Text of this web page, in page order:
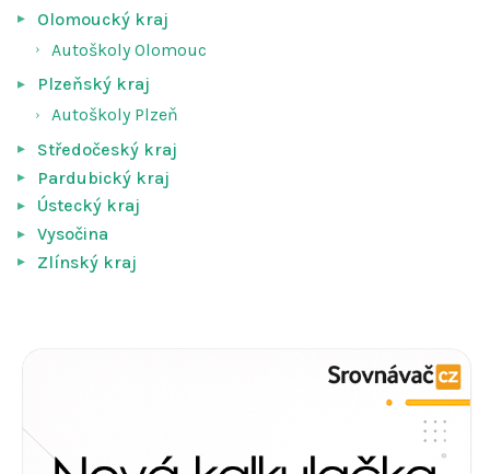
Olomoucký kraj
Autoškoly Olomouc
Plzeňský kraj
Autoškoly Plzeň
Středočeský kraj
Pardubický kraj
Ústecký kraj
Vysočina
Zlínský kraj